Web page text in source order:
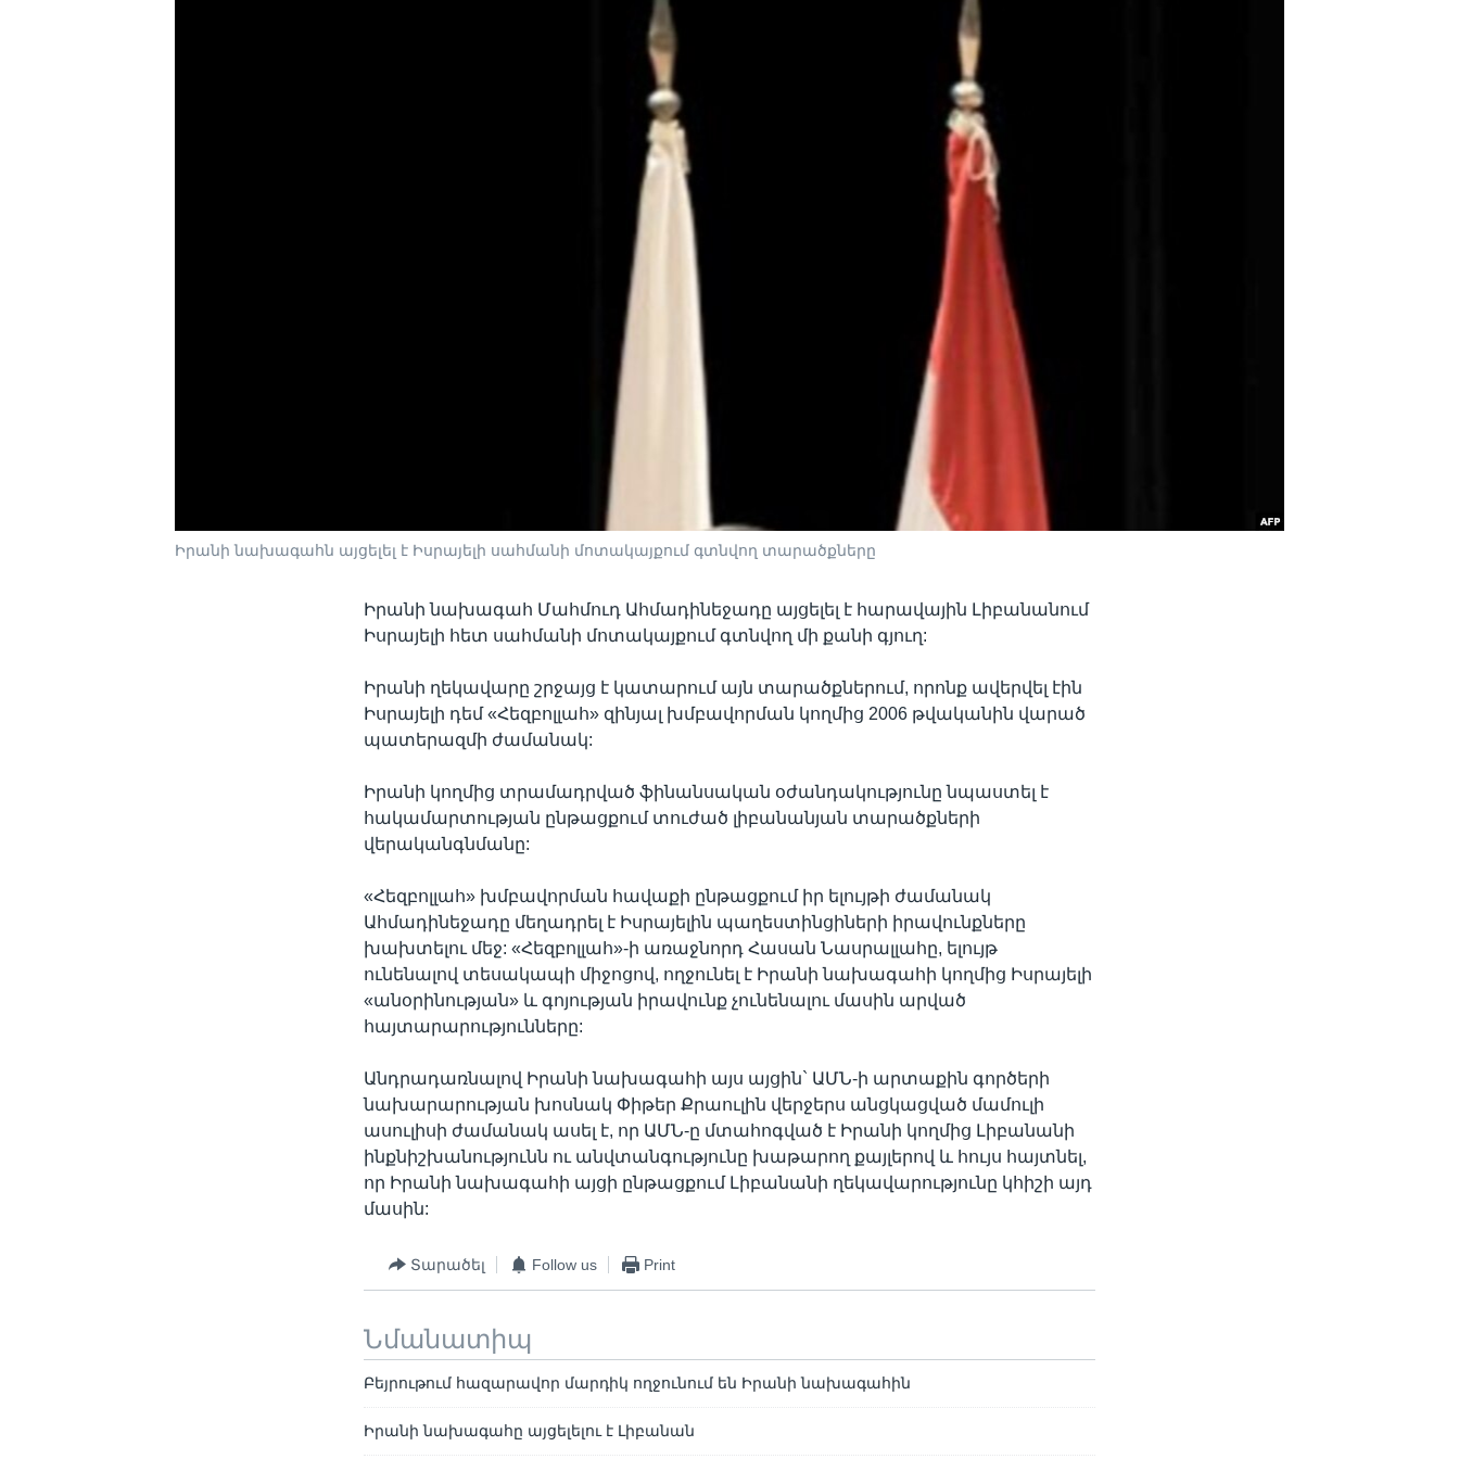
Իրանի նախագահն այցելել է Իսրայելի սահմանի մոտակայքում գտնվող տարածքները
Իրանի նախագահ Մահմուդ Ահմադինեջադը այցելել է հարավային Լիբանանում
Իսրայելի հետ սահմանի մոտակայքում գտնվող մի քանի գյուղ:
Իրանի ղեկավարը շրջայց է կատարում այն տարածքներում, որոնք ավերվել էին
Իսրայելի դեմ «Հեզբոլլահ» զինյալ խմբավորման կողմից 2006 թվականին վարած
պատերազմի ժամանակ:
Իրանի կողմից տրամադրված ֆինանսական օժանդակությունը նպաստել է
հակամարտության ընթացքում տուժած լիբանանյան տարածքների
վերականգնմանը:
«Հեզբոլլահ» խմբավորման հավաքի ընթացքում իր ելույթի ժամանակ
Ահմադինեջադը մեղադրել է Իսրայելին պաղեստինցիների իրավունքները
խախտելու մեջ: «Հեզբոլլահ»-ի առաջնորդ Հասան Նասրալլահը, ելույթ
ունենալով տեսակապի միջոցով, ողջունել է Իրանի նախագահի կողմից Իսրայելի
«անօրինության» և գոյության իրավունք չունենալու մասին արված
հայտարարությունները:
Անդրադառնալով Իրանի նախագահի այս այցին` ԱՄՆ-ի արտաքին գործերի
նախարարության խոսնակ Փիթեր Քրաուլին վերջերս անցկացված մամուլի
ասուլիսի ժամանակ ասել է, որ ԱՄՆ-ը մտահոգված է Իրանի կողմից Լիբանանի
ինքնիշխանությունն ու անվտանգությունը խաթարող քայլերով և հույս հայտնել,
որ Իրանի նախագահի այցի ընթացքում Լիբանանի ղեկավարությունը կհիշի այդ
մասին:
Տարածել Follow us Print
Նմանատիպ
Բեյրութում հազարավոր մարդիկ ողջունում են Իրանի նախագահին
Իրանի նախագահը այցելելու է Լիբանան